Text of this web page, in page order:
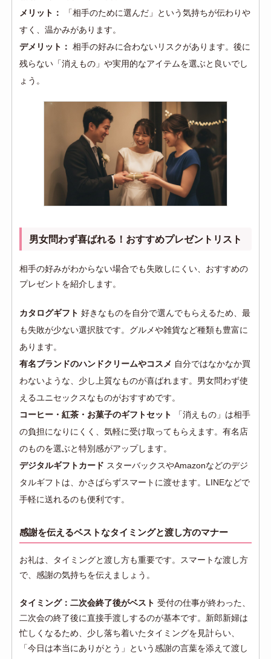
メリット：
「相手のために選んだ」という気持ちが伝わりや
すく、温かみがあります。
デメリット： 相手の好みに合わないリスクがあります。後に
残らない「消えもの」や実用的なアイテムを選ぶと良いでし
ょう。
男女問わず喜ばれる！おすすめプレゼントリスト
相手の好みがわからない場合でも失敗しにくい、おすすめの
プレゼントを紹介します。
カタログギフト 好きなものを自分で選んでもらえるため、最
も失敗が少ない選択肢です。グルメや雑貨など種類も豊富に
あります。
有名ブランドのハンドクリームやコスメ 自分ではなかなか買
わないような、少し上質なものが喜ばれます。男女問わず使
えるユニセックスなものがおすすめです。
コーヒー・紅茶・お菓子のギフトセット
「消えもの」は相手
の負担になりにくく、気軽に受け取ってもらえます。有名店
のものを選ぶと特別感がアップします。
デジタルギフトカード スターバックスやAmazonなどのデジ
タルギフトは、かさばらずスマートに渡せます。LINEなどで
手軽に送れるのも便利です。
感謝を伝えるベストなタイミングと渡し方のマナー
お礼は、タイミングと渡し方も重要です。スマートな渡し方
で、感謝の気持ちを伝えましょう。
タイミング：二次会終了後がベスト 受付の仕事が終わった、
二次会の終了後に直接手渡しするのが基本です。新郎新婦は
忙しくなるため、少し落ち着いたタイミングを見計らい、
「今日は本当にありがとう」という感謝の言葉を添えて渡し